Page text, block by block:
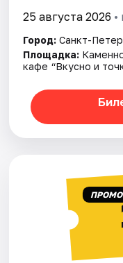
Артисты
Рейтинги
25 августа 2026
Город: Санкт-
Площадка:
кафе “Вкусно и